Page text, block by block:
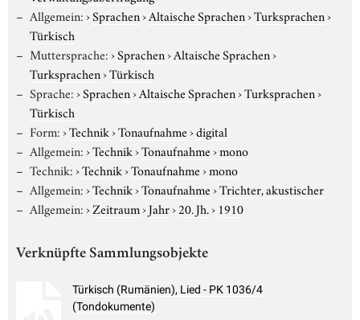
Allgemein:›Sprachen›Altaische Sprachen›Turksprachen›
Türkisch
Muttersprache:›Sprachen›Altaische Sprachen›
Turksprachen›Türkisch
Sprache:›Sprachen›Altaische Sprachen›Turksprachen›
Türkisch
Form:›Technik›Tonaufnahme›digital
Allgemein:›Technik›Tonaufnahme›mono
Technik:›Technik›Tonaufnahme›mono
Allgemein:›Technik›Tonaufnahme›Trichter, akustischer
Allgemein:›Zeitraum›Jahr›20. Jh.› 1910
Verknüpfte Sammlungsobjekte
Türkisch (Rumänien), Lied - PK 1036/4
(Tondokumente)